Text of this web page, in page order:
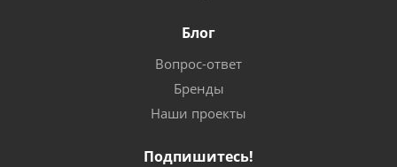
Блог
Вопрос-ответ
Бренды
Наши проекты
Подпишитесь!